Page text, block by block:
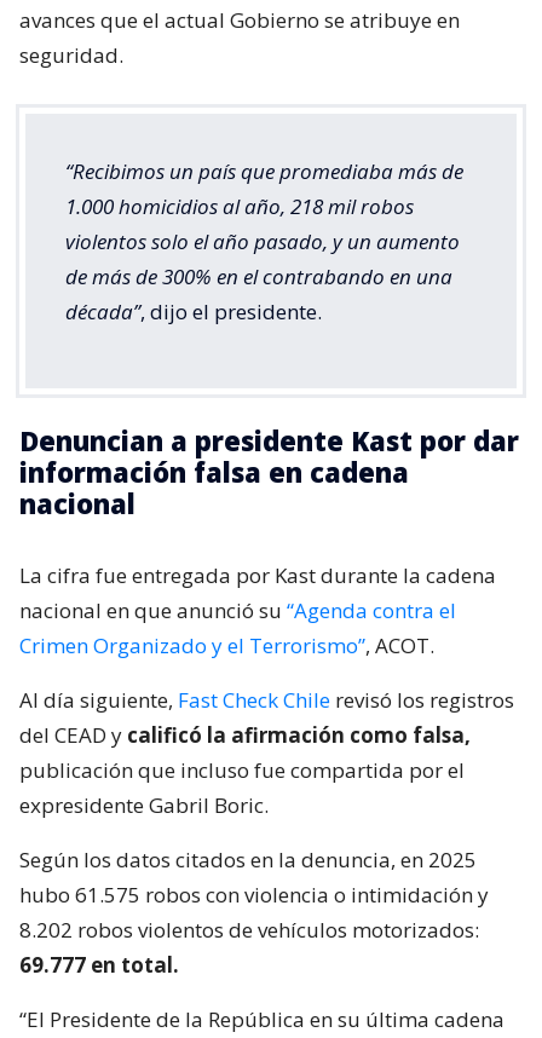
avances que el actual Gobierno se atribuye en
seguridad.
“Recibimos un país que promediaba más de
1.000 homicidios al año, 218 mil robos
violentos solo el año pasado, y un aumento
de más de 300% en el contrabando en una
década”, dijo el presidente.
Denuncian a presidente Kast por dar
información falsa en cadena
nacional
La cifra fue entregada por Kast durante la cadena
nacional en que anunció su “Agenda contra el
Crimen Organizado y el Terrorismo”, ACOT.
Al día siguiente, Fast Check Chile revisó los registros
del CEAD y calificó la afirmación como falsa,
publicación que incluso fue compartida por el
expresidente Gabril Boric.
Según los datos citados en la denuncia, en 2025
hubo 61.575 robos con violencia o intimidación y
8.202 robos violentos de vehículos motorizados:
69.777 en total.
“El Presidente de la República en su última cadena